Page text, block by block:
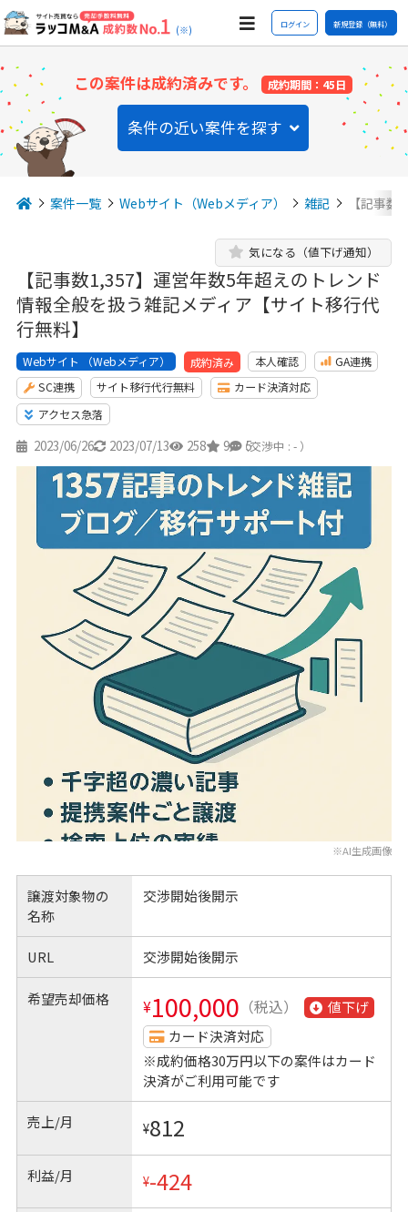
(※) ログイン 新規登録（無料）
この案件は成約済みです。 成約期間：45日
条件の近い案件を探す
案件一覧 Webサイト（Webメディア） 雑記 【記事
【記事数1,357】運営年数5年超えのトレンド
情報全般を扱う雑記メディア【サイト移行代
行無料】
気になる（値下げ通知）
Webサイト （Webメディア） 成約済み 本人確認
GA連携
SC連携
サイト移行代行無料
カード決済対応
アクセス急落
2023/06/26 2023/07/13 258 9 5
（交渉中 : - ）
※AI生成画像
譲渡対象物の
名称
交渉開始後開示
URL 交渉開始後開示
希望売却価格 ¥100,000 （税込）
値下げ
カード決済対応
※成約価格30万円以下の案件はカード
決済がご利用可能です
売上/月 ¥812
利益/月 ¥-424